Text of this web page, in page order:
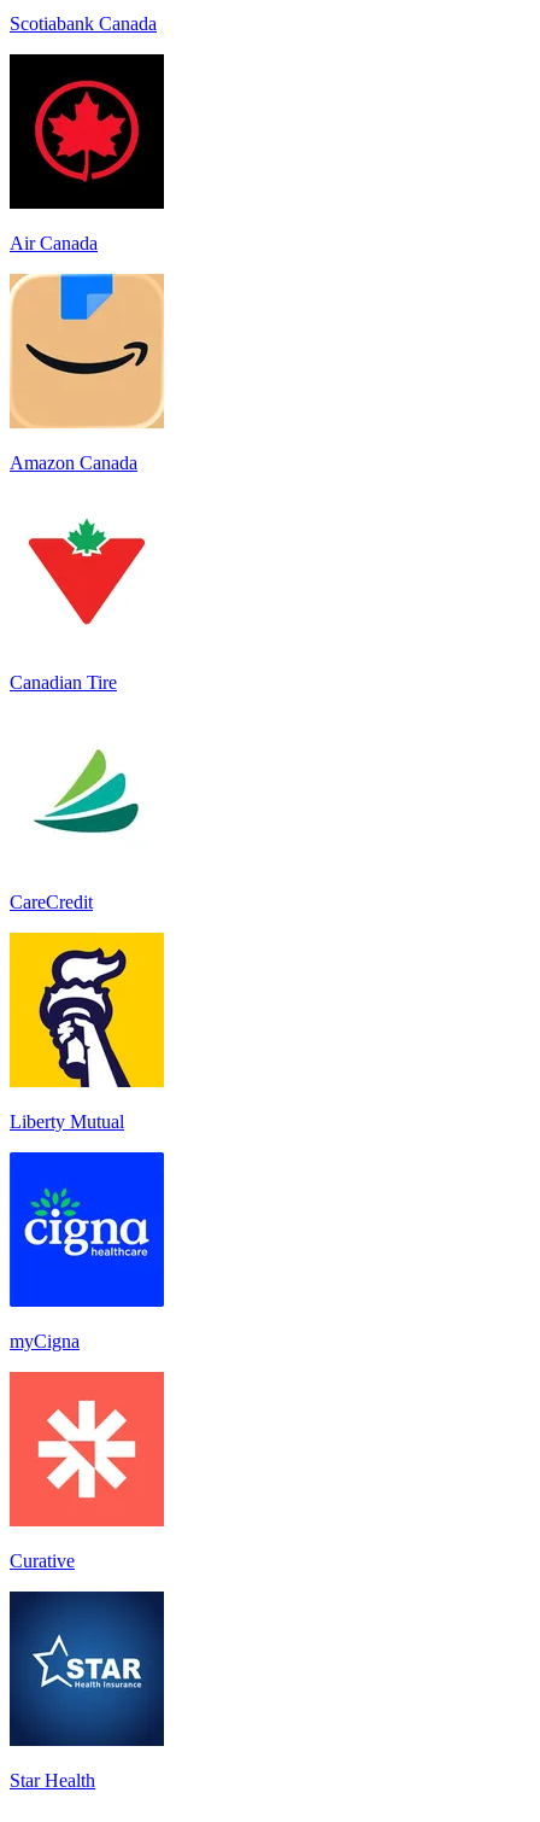
Scotiabank Canada
Air Canada
Amazon Canada
Canadian Tire
CareCredit
Liberty Mutual
myCigna
Curative
Star Health